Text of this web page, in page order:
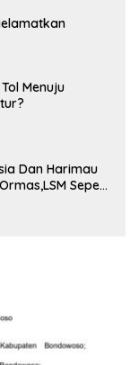
Menuju
Dan Harimau
Seperti